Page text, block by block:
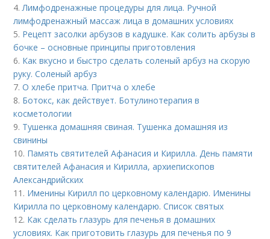
4.Лимфодренажные процедуры для лица. Ручной
лимфодренажный массаж лица в домашних условиях
5. Рецепт засолки арбузов в кадушке. Как солить арбузы в
бочке – основные принципы приготовления
6. Как вкусно и быстро сделать соленый арбуз на скорую
руку. Соленый арбуз
7.О хлебе притча. Притча о хлебе
8. Ботокс, как действует. Ботулинотерапия в
косметологии
9. Тушенка домашняя свиная. Тушенка домашняя из
свинины
10. Память святителей Афанасия и Кирилла. День памяти
святителей Афанасия и Кирилла, архиепископов
Александрийских
11. Именины Кирилл по церковному календарю. Именины
Кирилла по церковному календарю. Список святых
12. Как сделать глазурь для печенья в домашних
условиях. Как приготовить глазурь для печенья по 9